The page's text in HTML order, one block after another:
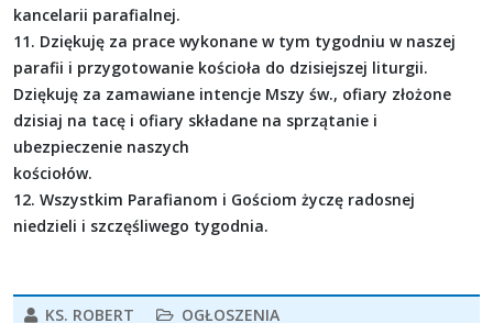
kancelarii parafialnej.
11. Dziękuję za prace wykonane w tym tygodniu w naszej
parafii i przygotowanie kościoła do dzisiejszej liturgii.
Dziękuję za zamawiane intencje Mszy św., ofiary złożone
dzisiaj na tacę i ofiary składane na sprzątanie i
ubezpieczenie naszych
kościołów.
12. Wszystkim Parafianom i Gościom życzę radosnej
niedzieli i szczęśliwego tygodnia.
KS. ROBERT OGŁOSZENIA